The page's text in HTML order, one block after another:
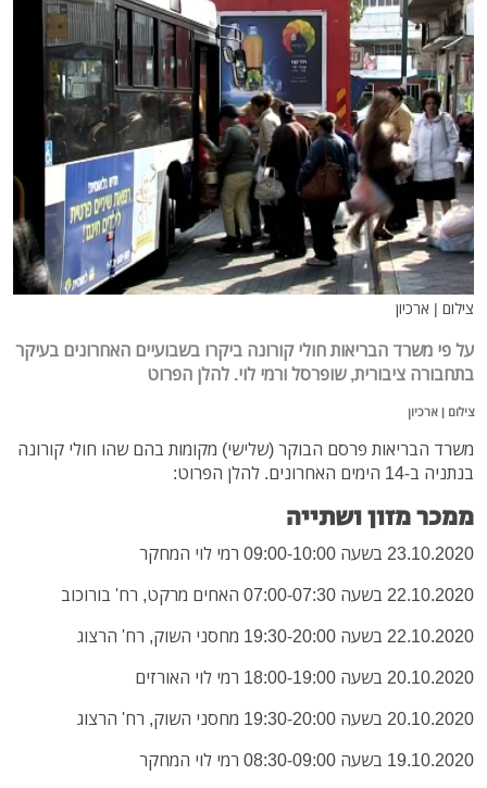
צילום | ארכיון
על פי משרד הבריאות חולי קורונה ביקרו בשבועיים האחרונים בעיקר
בתחבורה ציבורית, שופרסל ורמי לוי. להלן הפרוט
צילום | ארכיון
משרד הבריאות פרסם הבוקר (שלישי) מקומות בהם שהו חולי קורונה
בנתניה ב-14 הימים האחרונים. להלן הפרוט:
ממכר מזון ושתייה
23.10.2020 בשעה 09:00-10:00 רמי לוי המחקר
22.10.2020 בשעה 07:00-07:30 האחים מרקט, רח' בורוכוב
22.10.2020 בשעה 19:30-20:00 מחסני השוק, רח' הרצוג
20.10.2020 בשעה 18:00-19:00 רמי לוי האורזים
20.10.2020 בשעה 19:30-20:00 מחסני השוק, רח' הרצוג
19.10.2020 בשעה 08:30-09:00 רמי לוי המחקר